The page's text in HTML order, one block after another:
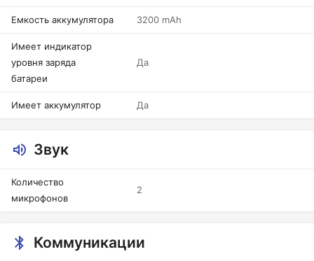
Емкость аккумулятора 3200 mAh
Имеет индикатор
уровня заряда
батареи
Да
Имеет аккумулятор Да
Звук
Количество
микрофонов
2
Коммуникации